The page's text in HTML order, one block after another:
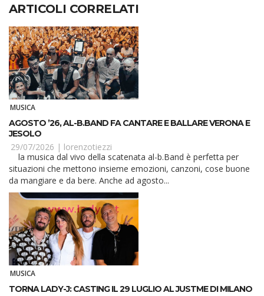
ARTICOLI CORRELATI
MUSICA
AGOSTO ’26, AL-B.BAND FA CANTARE E BALLARE VERONA E
JESOLO
29/07/2026 | lorenzotiezzi
situazioni che mettono insieme emozioni, canzoni, cose buone
da mangiare e da bere. Anche ad agosto...
MUSICA
TORNA LADY-J: CASTING IL 29 LUGLIO AL JUSTME DI MILANO